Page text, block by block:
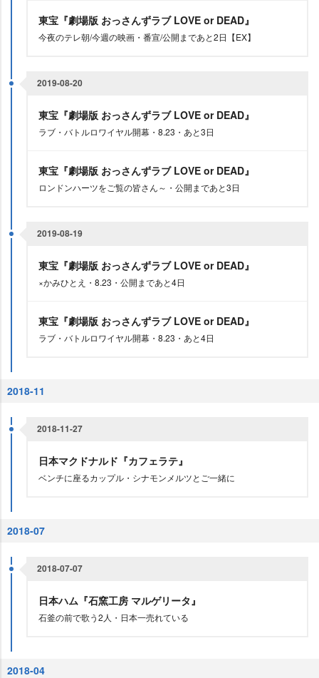
東宝『劇場版 おっさんずラブ LOVE or DEAD』
今夜のテレ朝/今週の映画・番宣/公開まであと2日【EX】
2019-08-20
東宝『劇場版 おっさんずラブ LOVE or DEAD』
ラブ・バトルロワイヤル開幕・8.23・あと3日
東宝『劇場版 おっさんずラブ LOVE or DEAD』
ロンドンハーツをご覧の皆さん～・公開まであと3日
2019-08-19
東宝『劇場版 おっさんずラブ LOVE or DEAD』
×かみひとえ・8.23・公開まであと4日
東宝『劇場版 おっさんずラブ LOVE or DEAD』
ラブ・バトルロワイヤル開幕・8.23・あと4日
2018-11
2018-11-27
日本マクドナルド『カフェラテ』
ベンチに座るカップル・シナモンメルツとご一緒に
2018-07
2018-07-07
日本ハム『石窯工房 マルゲリータ』
石釜の前で歌う2人・日本一売れている
2018-04